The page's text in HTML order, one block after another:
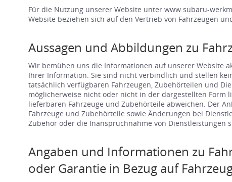
Für die Nutzung unserer Website unter www.subaru-
Website beziehen sich auf den Vertrieb von Fahrzeugen
Aussagen und Abbildungen zu
Wir bemühen uns die Informationen auf unserer Website
Ihrer Information. Sie sind nicht verbindlich und stellen
tatsächlich verfügbaren Fahrzeugen, Zubehörteilen und
möglicherweise nicht oder nicht in der dargestellten Form
lieferbaren Fahrzeuge und Zubehörteile abweichen. Der
Fahrzeuge und Zubehörteile sowie Änderungen bei
Zubehör oder die Inanspruchnahme von
Angaben und Informationen zu
oder Garantie in Bezug auf